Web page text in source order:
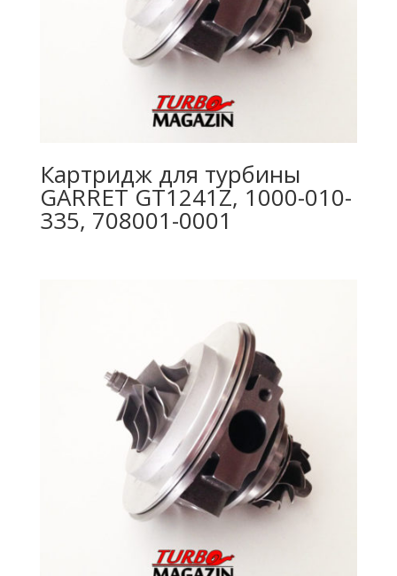
Картридж для турбины
GARRET GT1241Z, 1000-010-
335, 708001-0001